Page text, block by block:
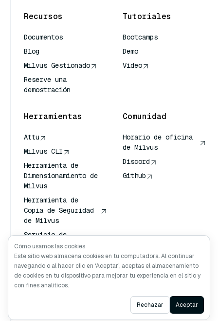
Recursos
Documentos
Blog
Milvus Gestionado
Reserve una
demostración
Tutoriales
Bootcamps
Demo
Video
Herramientas
Attu
Milvus CLI
Herramienta de
Dimensionamiento de
Milvus
Herramienta de
Copia de Seguridad
de Milvus
Servicio de
Transporte de
Vectores (VTS)
Buscador profundo
Claude Contexto
Comunidad
Horario de oficina
de Milvus
Discord
Github
Ask AI
Cómo usamos las cookies
Este sitio web almacena cookies en tu computadora. Al continuar
navegando o al hacer clic en ‘Aceptar’, aceptas el almacenamiento
de cookies en tu dispositivo para mejorar tu experiencia en el sitio y
con fines analíticos.
Rechazar Aceptar